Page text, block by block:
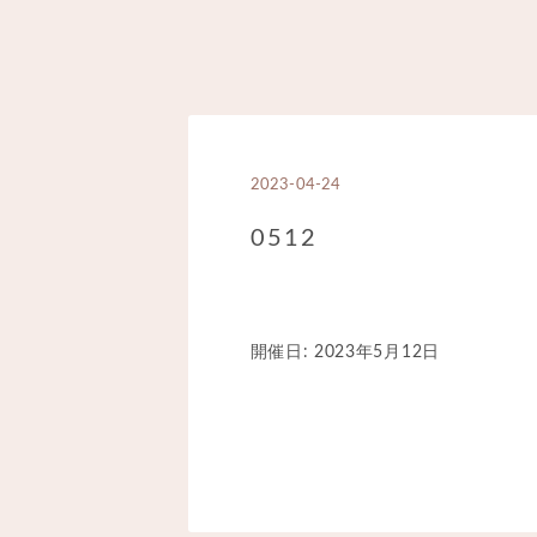
2023-04-24
0512
開催日: 2023年5月12日